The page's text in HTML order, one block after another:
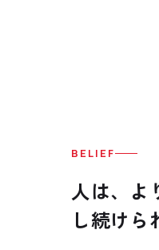
BELIEF
人は、よ
し続けら